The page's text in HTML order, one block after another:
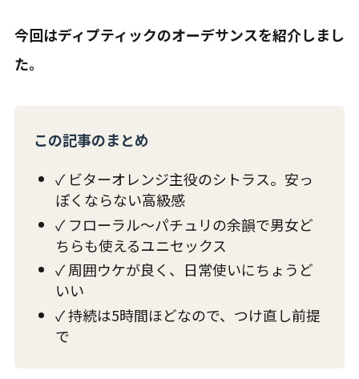
今回はディプティックのオーデサンスを紹介しまし
た。
この記事のまとめ
✓ ビターオレンジ主役のシトラス。安っ
ぽくならない高級感
✓ フローラル〜パチュリの余韻で男女ど
ちらも使えるユニセックス
✓ 周囲ウケが良く、日常使いにちょうど
いい
✓ 持続は5時間ほどなので、つけ直し前提
で